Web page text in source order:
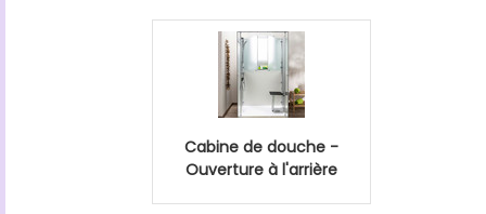
Cabine de douche -
Ouverture à l'arrière